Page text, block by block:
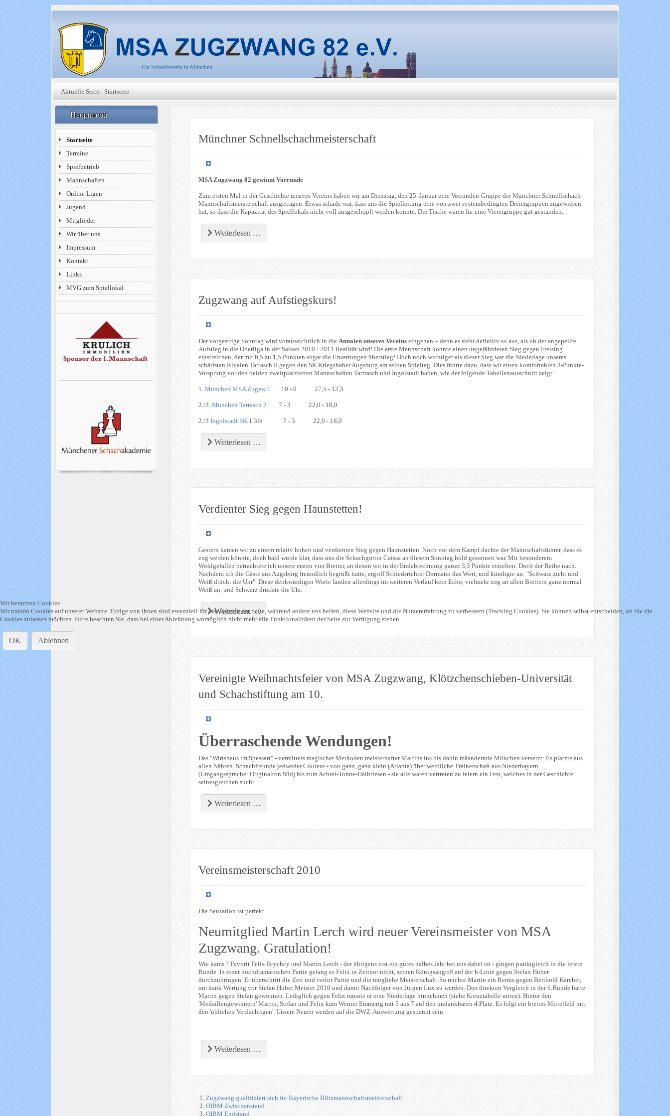
Ein Schachverein in München
Aktuelle Seite:Startseite
Hauptmenü
Startseite
Termine
Spielbetrieb
Mannschaften
Online Ligen
Jugend
Mitglieder
Wir über uns
Impressum
Kontakt
Links
MVG zum Spiellokal
Münchner Schnellschachmeisterschaft
MSA Zugzwang 82 gewinnt Vorrunde
Zum ersten Mal in der Geschichte unseres Vereins haben wir am Dienstag, den 25. Januar eine Vorrunden-Gruppe der Münchner Schnellschach-
Mannschaftsmeisterschaft ausgetragen. Etwas schade war, dass uns die Spielleitung eine von zwei systembedingten Dreiergruppen zugewiesen
hat, so dass die Kapazität des Spiellokals nicht voll ausgeschöpft werden konnte. Die Tische wären für eine Vierergruppe gut gestanden.
Weiterlesen …
Zugzwang auf Aufstiegskurs!
Der vorgestrige Sonntag wird voraussichtlich in die Annalen unseres Vereinseingehen – denn es sieht definitiv so aus, als ob der angepeilte
Aufstieg in die Oberliga in der Saison 2010 / 2011 Realität wird! Die erste Mannschaft konnte einen ungefährdeten Sieg gegen Freising
einstreichen, der mit 6,5 zu 1,5 Punkten sogar die Erwartungen überstieg! Doch noch wichtiger als dieser Sieg war die Niederlage unseres
schärfsten Rivalen Tarrasch II gegen den SK Kriegshaber Augsburg am selben Spieltag. Dies führte dazu, dass wir einen komfortablen 3-Punkte-
Vorsprung vor den beiden zweitplatzierten Mannschaften Tarrrasch und Ingolstadt haben, wie der folgende Tabellenausschnitt zeigt:
1. München MSA Zugzw 1 10 - 0 27,5 - 12,5
2./3. München Tarrasch 2 7 - 3 22,0 - 18,0
2./3 Ingolstadt SK 1 3½ 7 - 3 22,0 - 18,0
Weiterlesen …
Verdienter Sieg gegen Haunstetten!
Gestern kamen wir zu einem relativ hohen und verdienten Sieg gegen Haunstetten. Noch vor dem Kampf dachte der Mannschaftsführer, dass es
eng werden könnte, doch bald wurde klar, dass uns die Schachgöttin Caissa an diesem Sonntag hold gesonnen war. Mit besonderem
Wohlgefallen betrachtete ich unsere ersten vier Bretter, an denen wir in der Endabrechnung ganze 3,5 Punkte erzielten. Doch der Reihe nach.
Nachdem ich die Gäste aus Augsburg freundlich begrüßt hatte, ergriff Schiedsrichter Dormann das Wort, und kündigte an: "Schwarz zieht und
Weiß drückt die Uhr". Diese denkwürdigen Worte fanden allerdings im weiteren Verlauf kein Echo, vielmehr zog an allen Brettern ganz normal
Weiß an, und Schwarz drückte die Uhr.
Weiterlesen …
Vereinigte Weihnachtsfeier von MSA Zugzwang, Klötzchenschieben-Universität
und Schachstiftung am 10.
Überraschende Wendungen!
Das "Wirtshaus im Spessart" - vermittels magischer Methoden meisterhafter Martins ins bis dahin mäandernde München versetzt: Es platzte aus
allen Nähten. Schachfreunde jedweder Couleur - von ganz, ganz klein (Atlanta) über weibliche Trainerschaft aus Niederbayern
(Umgangssprache: Originalton Süd) bis zum Achtel-Tonne-Halbriesen - sie alle waren vertreten zu feiern ein Fest, welches in der Geschichte
seinesgleichen sucht.
Weiterlesen …
Vereinsmeisterschaft 2010
Die Sensation ist perfekt.
Neumitglied Martin Lerch wird neuer Vereinsmeister von MSA
Zugzwang. Gratulation!
Wie kams ? Favorit Felix Brychcy und Martin Lerch - der übrigens erst ein gutes halbes Jahr bei uns dabei ist - gingen punktgleich in die letzte
Runde. In einer hochdramatischen Partie gelang es Felix in Zeitnot nicht, seinen Königsangriff auf der h-Linie gegen Stefan Huber
durchzubringen. Er überschritt die Zeit und verlor Partie und die mögliche Meisterschaft. So reichte Martin ein Remis gegen Berthold Karcher,
um dank Wertung vor Stefan Huber Meister 2010 und damit Nachfolger von Jürgen Lux zu werden. Den direkten Vergleich in der 6.Runde hatte
Martin gegen Stefan gewonnen. Lediglich gegen Felix musste er eine Niederlage hinnehmen (siehe Kreuztabelle unten). Hinter den
'Medaillengewinnern' Martin, Stefan und Felix kam Werner Emmerig mit 5 aus 7 auf den undankbaren 4.Platz. Es folgt ein breites Mittelfeld mit
den 'üblichen Verdächtigen'. Unsere Neuen werden auf die DWZ-Auswertung gespannt sein.
Weiterlesen …
Zugzwang qualifiziert sich für Bayerische Blitzmannschaftsmeisterschaft
OIBM Zwischenstand
OIBM Endstand
Wir benutzen Cookies
Wir nutzen Cookies auf unserer Website. Einige von ihnen sind essenziell für den Betrieb der Seite, während andere uns helfen, diese Website und die Nutzererfahrung zu verbessern (Tracking Cookies). Sie können selbst entscheiden, ob Sie die
Cookies zulassen möchten. Bitte beachten Sie, dass bei einer Ablehnung womöglich nicht mehr alle Funktionalitäten der Seite zur Verfügung stehen.
OK Ablehnen